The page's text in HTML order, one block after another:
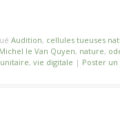
Audition, cellules tueuses
Michel le Van Quyen, nature,
, vie digitale | Poster